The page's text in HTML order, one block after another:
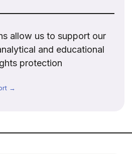
allow us to support our
and educational
protection
→